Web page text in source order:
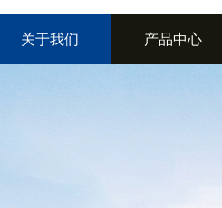
关于我们 产品中心